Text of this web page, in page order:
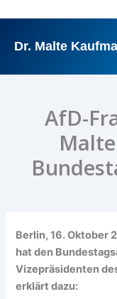
springen
Dr. Malte
AfD-
Berlin, 16. Oktober
hat den
Vizepräsidenten
erklärt dazu: